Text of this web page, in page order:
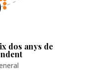
dos anys de